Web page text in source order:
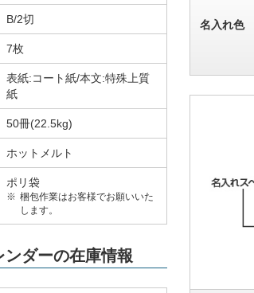
B/2切
7枚
表紙:コート紙/本文:特殊上質
紙
50冊(22.5kg)
ホットメルト
ポリ袋
梱包作業はお客様でお願いいた
します。
ダーの在庫情報
名入れ色